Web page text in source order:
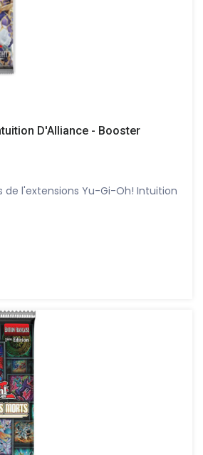
D'Alliance - Booster
de l'extensions Yu-Gi-Oh! Intuition